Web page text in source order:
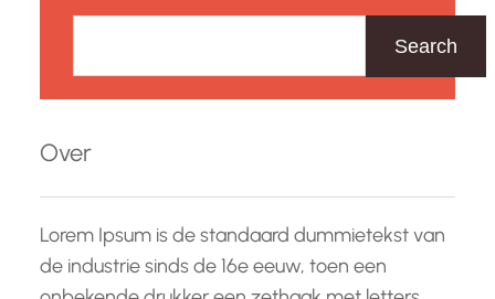
k
n
Search
Over
Lorem Ipsum is de standaard dummietekst van
de industrie sinds de 16e eeuw, toen een